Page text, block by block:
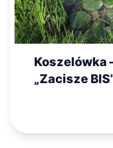
Koszelówka
„Zacisze